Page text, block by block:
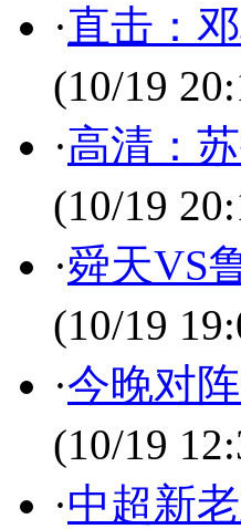
·直击：
(10/19
·高清：
(10/19
·舜天VS
(10/19
·今晚对
(10/19
·中超新